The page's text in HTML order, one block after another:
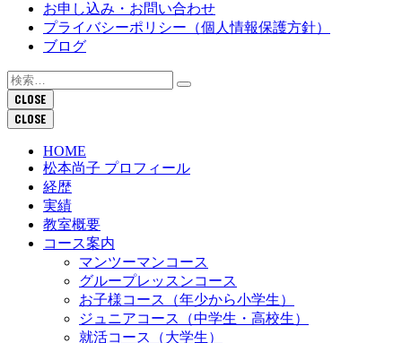
お申し込み・お問い合わせ
プライバシーポリシー（個人情報保護方針）
ブログ
検
索:CLOSE
CLOSE
HOME
松本尚子 プロフィール
経歴
実績
教室概要
コース案内
マンツーマンコース
グループレッスンコース
お子様コース（年少から小学生）
ジュニアコース（中学生・高校生）
就活コース（大学生）